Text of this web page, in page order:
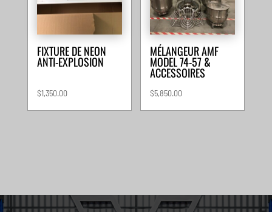
FIXTURE DE NEON
ANTI-EXPLOSION
$1,350.00
MÉLANGEUR AMF
MODEL 74-57 &
ACCESSOIRES
$5,850.00